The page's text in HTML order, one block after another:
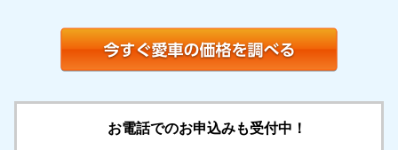
お電話でのお申込みも受付中！